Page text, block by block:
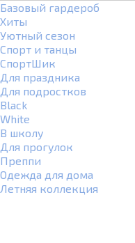
Базовый гардероб
Хиты
Уютный сезон
Спорт и танцы
СпортШик
Для праздника
Для подростков
Black
White
В школу
Для прогулок
Преппи
Одежда для дома
Летняя коллекция